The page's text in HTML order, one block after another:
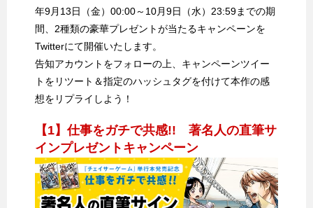
年9月13日（金）00:00～10月9日（水）23:59までの期
間、2種類の豪華プレゼントが当たるキャンペーンを
Twitterにて開催いたします。
告知アカウントをフォローの上、キャンペーンツイー
トをリツート＆指定のハッシュタグを付けて本作の感
想をリプライしよう！
【1】仕事をガチで共感!! 著名人の直筆サ
インプレゼントキャンペーン